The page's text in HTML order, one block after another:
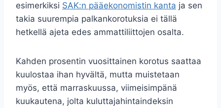
esimerkiksi SAK:n pääekonomistin kanta ja sen
takia suurempia palkankorotuksia ei tällä
hetkellä ajeta edes ammattiliittojen osalta.
Kahden prosentin vuosittainen korotus saattaa
kuulostaa ihan hyvältä, mutta muistetaan
myös, että marraskuussa, viimeisimpänä
kuukautena, jolta kuluttajahintaindeksin